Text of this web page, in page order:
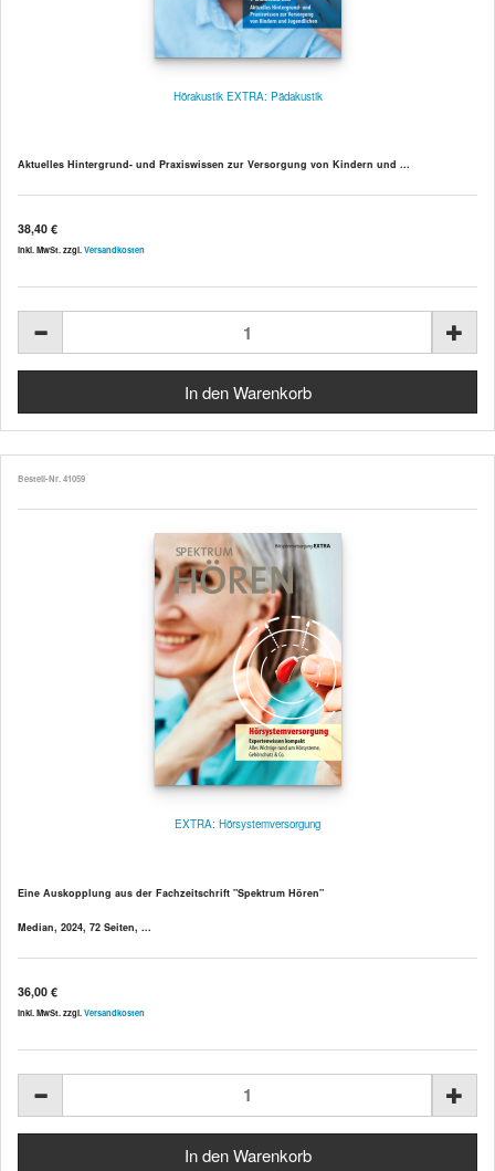
Hörakustik EXTRA: Pädakustik
Aktuelles Hintergrund- und Praxiswissen zur Versorgung von Kindern und ...
38,40 €
inkl. MwSt. zzgl. Versandkosten
Bestell-Nr. 41059
EXTRA: Hörsystemversorgung
Eine Auskopplung aus der Fachzeitschrift "Spektrum Hören"
Median, 2024, 72 Seiten, ...
36,00 €
inkl. MwSt. zzgl. Versandkosten